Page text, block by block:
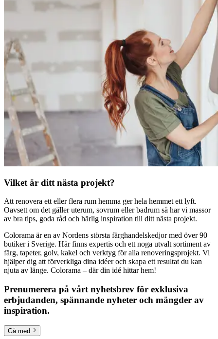
Vilket är ditt nästa projekt?
Att renovera ett eller flera rum hemma ger hela hemmet ett lyft.
Oavsett om det gäller uterum, sovrum eller badrum så har vi massor
av bra tips, goda råd och härlig inspiration till ditt nästa projekt.
Colorama är en av Nordens största färghandelskedjor med över 90
butiker i Sverige. Här finns expertis och ett noga utvalt sortiment av
färg, tapeter, golv, kakel och verktyg för alla renoveringsprojekt. Vi
hjälper dig att förverkliga dina idéer och skapa ett resultat du kan
njuta av länge. Colorama – där din idé hittar hem!
Prenumerera på vårt nyhetsbrev för exklusiva
erbjudanden, spännande nyheter och mängder av
inspiration.
Gå med